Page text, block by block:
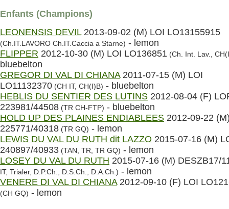
Enfants (Champions)
LEONENSIS DEVIL2013-09-02 (M) LOI LO13155915
(Ch.IT.LAVORO Ch.IT.Caccia a Starne) - lemon
FLIPPER 2012-10-30 (M) LOI LO136851 (Ch. Int. Lav.,
bluebelton
GREGOR DI VAL DI CHIANA2011-07-15 (M) LOI
LO11132370 (CH IT, CH(I)B) - bluebelton
HEBLIS DU SENTIER DES LUTINS 2012-08-04 (F)
223981/44508 (TR CH-FTP) - bluebelton
HOLD UP DES PLAINES ENDIABLEES 2012-09-22
225771/40318 (TR GQ) - lemon
LEWIS DU VAL DU RUTH dit LAZZO 2015-07-16 (M)
240897/40933 (TAN, TR, TR GQ) - lemon
LOSEY DU VAL DU RUTH 2015-07-16 (M) DESZB17/
IT, Trialer, D.P.Ch., D.S.Ch., D.A.Ch.) - lemon
VENERE DI VAL DI CHIANA2012-09-10 (F) LOI
(CH GQ) - lemon